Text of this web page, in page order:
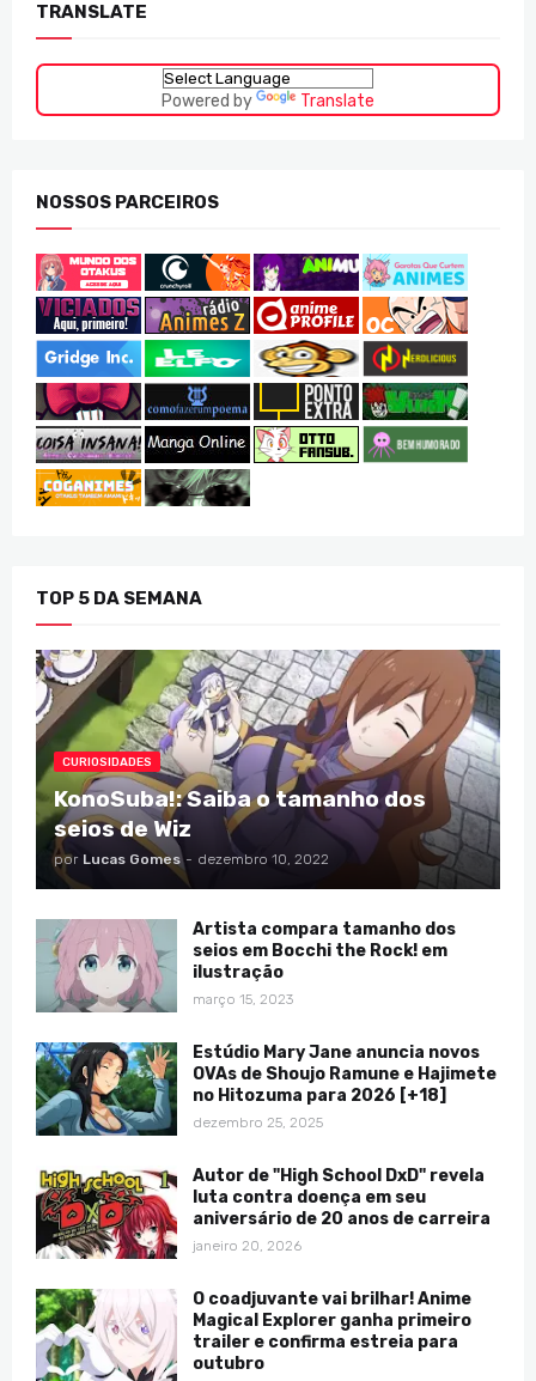
TRANSLATE
Powered by Translate
NOSSOS PARCEIROS
TOP 5 DA SEMANA
CURIOSIDADES
KonoSuba!: Saiba o tamanho dos
seios de Wiz
por Lucas Gomes - dezembro 10, 2022
Artista compara tamanho dos
seios em Bocchi the Rock! em
ilustração
março 15, 2023
Estúdio Mary Jane anuncia novos
OVAs de Shoujo Ramune e Hajimete
no Hitozuma para 2026 [+18]
dezembro 25, 2025
Autor de "High School DxD" revela
luta contra doença em seu
aniversário de 20 anos de carreira
janeiro 20, 2026
O coadjuvante vai brilhar! Anime
Magical Explorer ganha primeiro
trailer e confirma estreia para
outubro